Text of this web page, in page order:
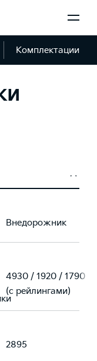
Комплектации
Полный
8,7
Внедорожник
4930 / 1920 / 1790
(с рейлингами)
2895